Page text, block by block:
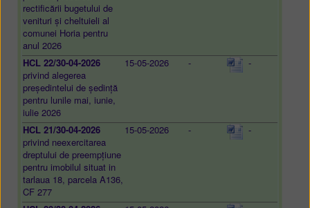
rectificării bugetului de
venituri și cheltuieli al
comunei Horia pentru
anul 2026
HCL 22/30-04-2026
privind alegerea
președintelui de ședință
pentru lunile mai, iunie,
iulie 2026
15-05-2026 - -
HCL 21/30-04-2026
privind neexercitarea
dreptului de preempțiune
pentru imobilul situat in
tarlaua 18, parcela A136,
CF 277
15-05-2026 - -